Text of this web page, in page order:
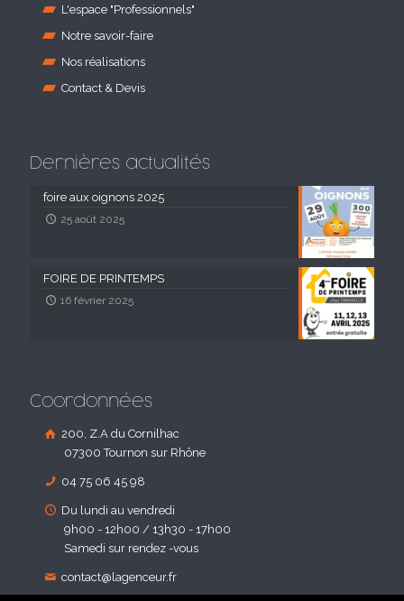
L'espace "Professionnels"
Notre savoir-faire
Nos réalisations
Contact & Devis
Dernières actualités
foire aux oignons 2025
25 août 2025
FOIRE DE PRINTEMPS
16 février 2025
Coordonnées
200, Z.A du Cornilhac
07300 Tournon sur Rhône
04 75 06 45 98
Du lundi au vendredi
9h00 - 12h00 / 13h30 - 17h00
Samedi sur rendez -vous
contact@lagenceur.fr